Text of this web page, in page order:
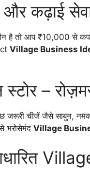
और कढ़ाई
है तो आप ₹10,000
Village Business
–
चीजें जैसे साबुन,
भरोसेमंद Village